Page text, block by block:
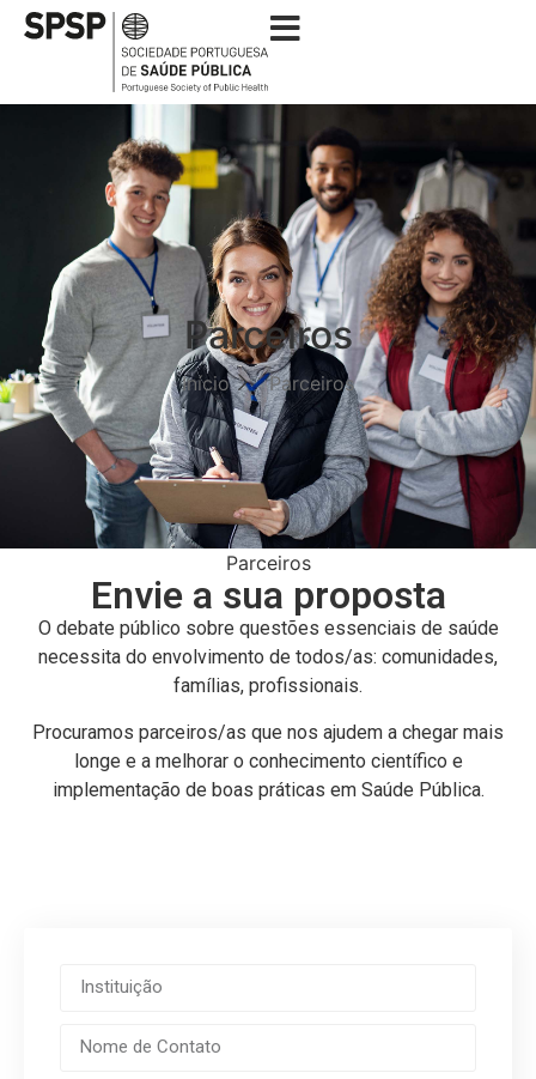
Parceiros
Início Parceiros
Parceiros
Envie a sua proposta
O debate público sobre questões essenciais de saúde
necessita do envolvimento de todos/as: comunidades,
famílias, profissionais.
Procuramos parceiros/as que nos ajudem a chegar mais
longe e a melhorar o conhecimento científico e
implementação de boas práticas em Saúde Pública.